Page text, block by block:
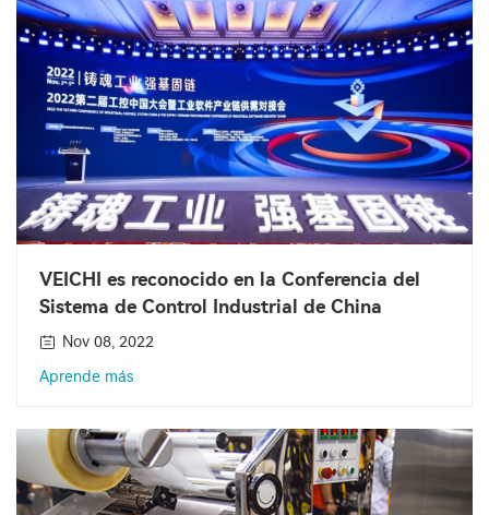
VEICHI es reconocido en la Conferencia del
Sistema de Control Industrial de China
Nov 08, 2022
Aprende más